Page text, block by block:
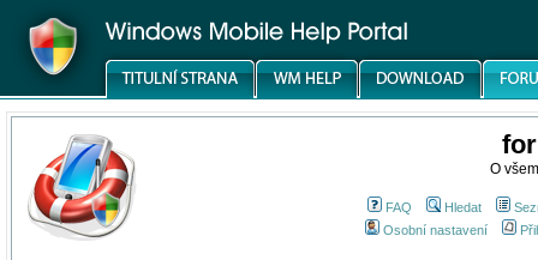
O
FAQ Hledat
Osobní nastavení